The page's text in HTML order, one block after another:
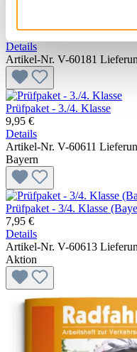
19,95 €
Details
Artikel-Nr. V-60181
Prüfpaket - 3./4. Klasse
9,95 €
Details
Artikel-Nr. V-60611
Bayern
Prüfpaket - 3/4. Klasse
7,95 €
Details
Artikel-Nr. V-60613
Aktion